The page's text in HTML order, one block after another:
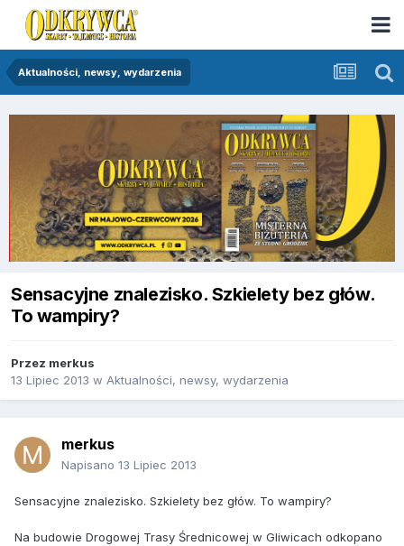
Aktualności, newsy, wydarzenia
Sensacyjne znalezisko. Szkielety bez głów.
To wampiry?
Przez merkus
13 Lipiec 2013 w Aktualności, newsy, wydarzenia
merkus
Napisano 13 Lipiec 2013
Sensacyjne znalezisko. Szkielety bez głów. To wampiry?
Na budowie Drogowej Trasy Średnicowej w Gliwicach odkopano